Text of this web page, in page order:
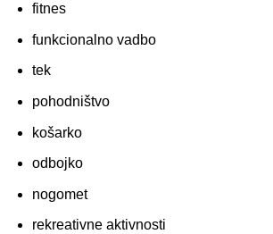
fitnes
funkcionalno vadbo
tek
pohodništvo
košarko
odbojko
nogomet
rekreativne aktivnosti